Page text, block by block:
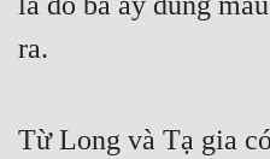
Gia Đấu
Góc Nhìn Nam
ra.
Từ Long và Tạ gia